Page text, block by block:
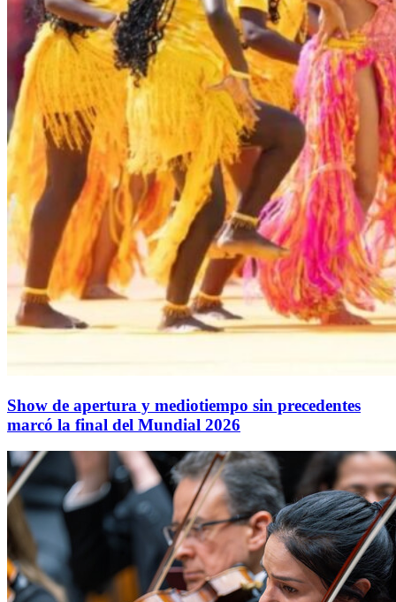
Show de apertura y mediotiempo sin precedentes
marcó la final del Mundial 2026